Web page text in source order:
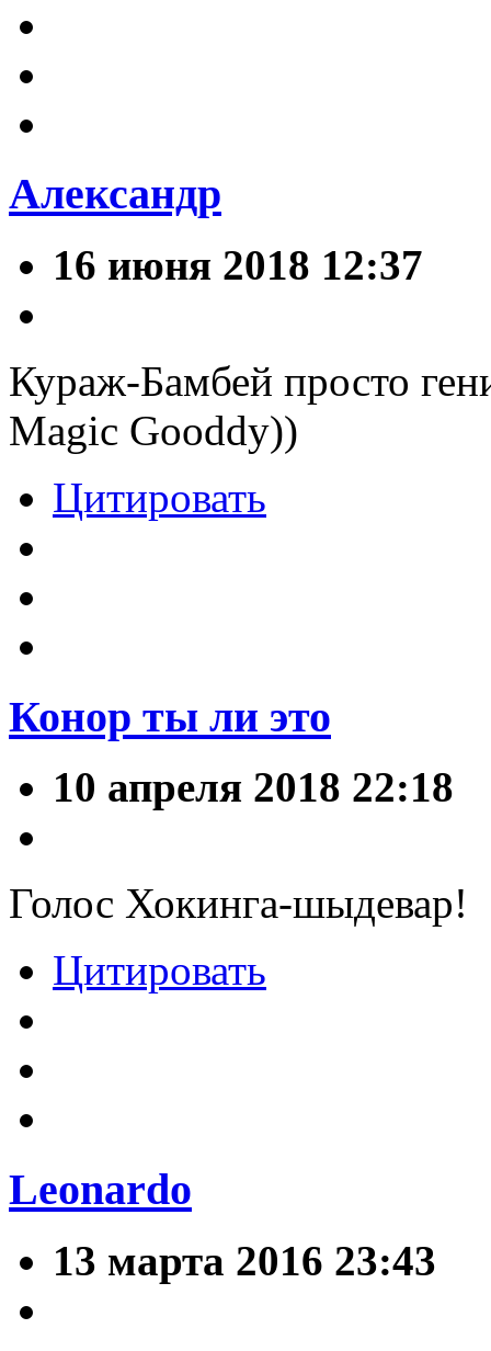
Александр
16 июня 2018 12:37
Кураж-Бамбей просто
Magic Gooddy))
Цитировать
Конор ты ли это
10 апреля 2018 22:18
Голос Хокинга-шыдевар!
Цитировать
Leonardo
13 марта 2016 23:43